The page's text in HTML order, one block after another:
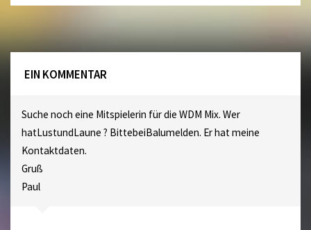
EIN KOMMENTAR
Suche noch eine Mitspielerin für die WDM Mix. Wer
hatLustundLaune ? BittebeiBalumelden. Er hat meine
Kontaktdaten.
Gruß
Paul